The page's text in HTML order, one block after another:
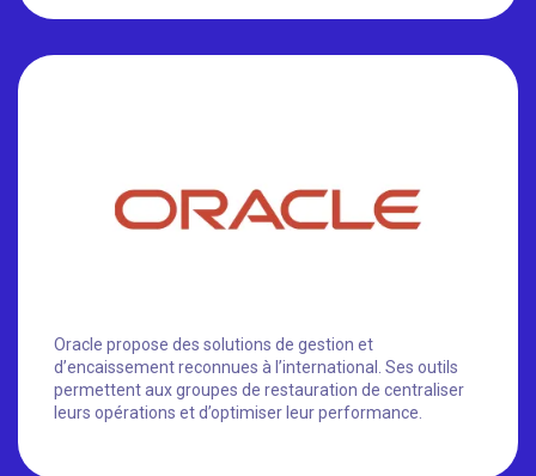
Oracle propose des solutions de gestion et
d’encaissement reconnues à l’international. Ses outils
permettent aux groupes de restauration de centraliser
leurs opérations et d’optimiser leur performance.